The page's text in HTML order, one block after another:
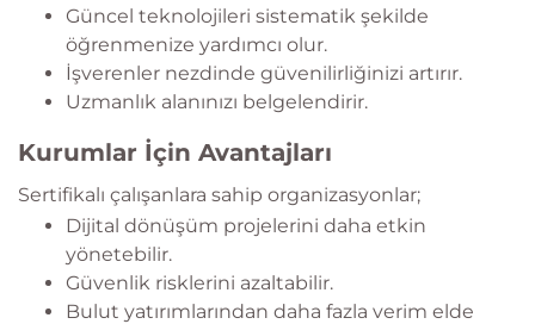
Güncel teknolojileri sistematik şekilde
öğrenmenize yardımcı olur.
İşverenler nezdinde güvenilirliğinizi artırır.
Uzmanlık alanınızı belgelendirir.
Kurumlar İçin Avantajları
Sertifikalı çalışanlara sahip organizasyonlar;
Dijital dönüşüm projelerini daha etkin
yönetebilir.
Güvenlik risklerini azaltabilir.
Bulut yatırımlarından daha fazla verim elde